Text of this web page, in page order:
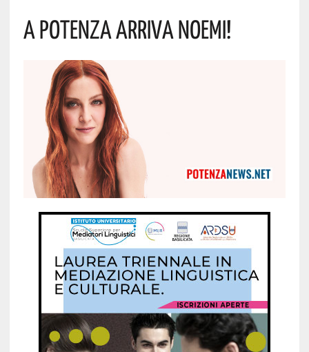
A Potenza Arriva Noemi!